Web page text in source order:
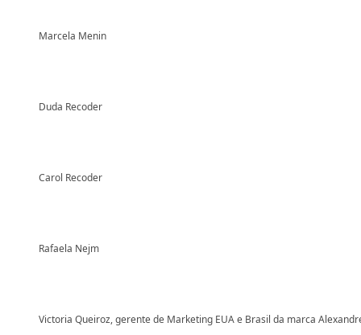
Marcela Menin
Duda Recoder
Carol Recoder
Rafaela Nejm
Victoria Queiroz, gerente de Marketing EUA e Brasil da marca